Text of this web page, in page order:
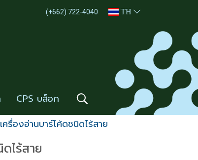
(+662) 722-4040 TH
CPS บล็อก
รื่องอ่านบาร์โค้ดชนิดไร้สาย
ไร้สาย